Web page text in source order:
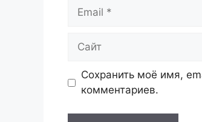
Email
Сайт
Сохранить моё имя,
комментариев.